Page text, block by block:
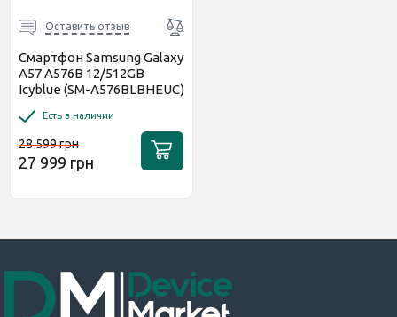
45438
Safe Screen для Samsung
Есть в наличии
LITE Series Full Glue для
Оставить отзыв
Смартфон Samsung Galaxy
A57 A576B 12/512GB
Icyblue (SM-A576BLBHEUC)
Есть в наличии
28 599 грн
27 999 грн